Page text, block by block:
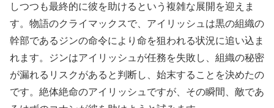
しつつも最終的に彼を助けるという複雑な展開を迎えま
す。物語のクライマックスで、アイリッシュは黒の組織の
幹部であるジンの命令により命を狙われる状況に追い込ま
れます。ジンはアイリッシュが任務を失敗し、組織の秘密
が漏れるリスクがあると判断し、始末することを決めたの
です。絶体絶命のアイリッシュですが、その瞬間、敵であ